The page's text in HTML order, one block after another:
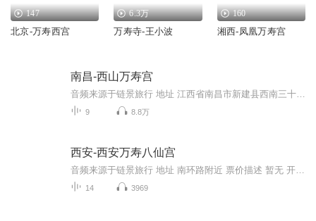
147
北京-万寿西宫
6.3万
万寿寺-王小波
160
湘西-凤凰万寿宫
南昌-西山万寿宫
9 8.8万
西安-西安万寿八仙宫
14 3969